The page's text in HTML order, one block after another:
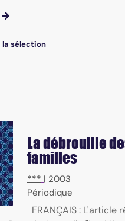
la sélection
La débrouille
familles
*** | 2003
Périodique
FRANÇAIS : L'article